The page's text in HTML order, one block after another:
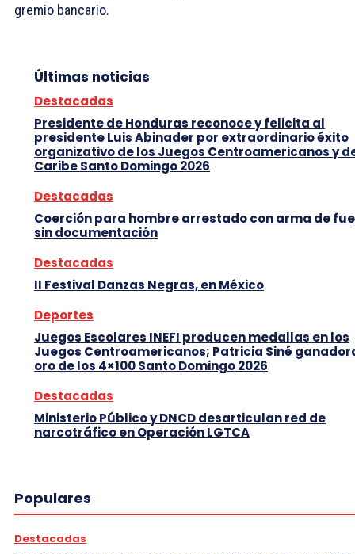
gremio bancario.
Últimas noticias
Destacadas
Presidente de Honduras reconoce y felicita al
presidente Luis Abinader por extraordinario éxito
organizativo de los Juegos Centroamericanos y
Caribe Santo Domingo 2026
Destacadas
Coerción para hombre arrestado con arma de
sin documentación
Destacadas
II Festival Danzas Negras, en México
Deportes
Juegos Escolares INEFI producen medallas en los
Juegos Centroamericanos; Patricia Siné
oro de los 4×100 Santo Domingo 2026
Destacadas
Ministerio Público y DNCD desarticulan red de
narcotráfico en Operación LGTCA
Populares
Destacadas